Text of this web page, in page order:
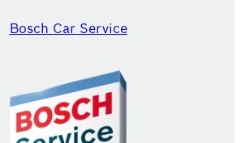
Bosch Car Service